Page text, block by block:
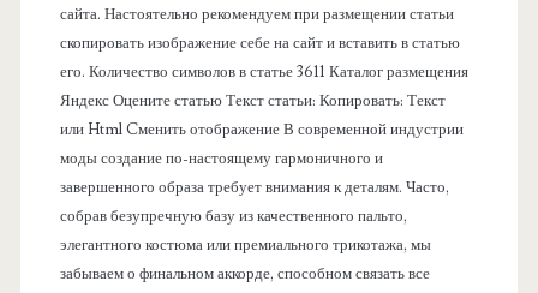
сайта. Настоятельно рекомендуем при размещении статьи
скопировать изображение себе на сайт и вставить в статью
его. Количество символов в статье 3611 Каталог размещения
Яндекс Оцените статью Текст статьи: Копировать: Текст
или Html Cменить отображение В современной индустрии
моды создание по-настоящему гармоничного и
завершенного образа требует внимания к деталям. Часто,
собрав безупречную базу из качественного пальто,
элегантного костюма или премиального трикотажа, мы
забываем о финальном аккорде, способном связать все